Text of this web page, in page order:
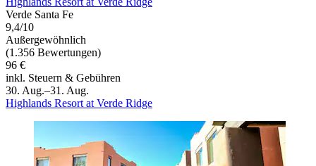
Verde Santa Fe
9,4/10
Außergewöhnlich
(1.356 Bewertungen)
96 €
inkl. Steuern & Gebühren
30. Aug.–31. Aug.
Highlands Resort at Verde Ridge